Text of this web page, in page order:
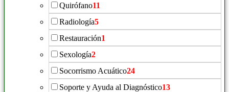
Quirófano11
Radiología5
Restauración1
Sexología2
Socorrismo Acuático24
Soporte y Ayuda al Diagnóstico13